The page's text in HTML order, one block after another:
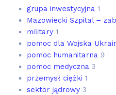
grupa inwestycyjna 1
Mazowiecki Szpital –
military 1
pomoc dla Wojska
pomoc humanitarna 9
pomoc medyczna 3
przemysł ciężki 1
sektor jądrowy 3